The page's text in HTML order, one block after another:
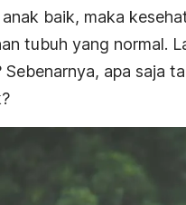
baik, maka
tubuh yang normal.
Sebenarnya, apa saja